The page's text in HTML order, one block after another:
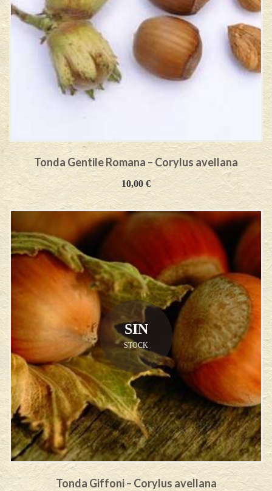
Tonda Gentile Romana – Corylus avellana
10,00 €
SIN
STOCK
Tonda Giffoni – Corylus avellana